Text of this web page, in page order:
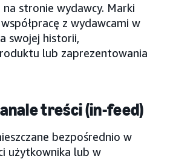
stronie wydawcy. Marki
z wydawcami w
swojej historii,
lub zaprezentowania
treści (in-feed)
bezpośrednio w
użytkownika lub w